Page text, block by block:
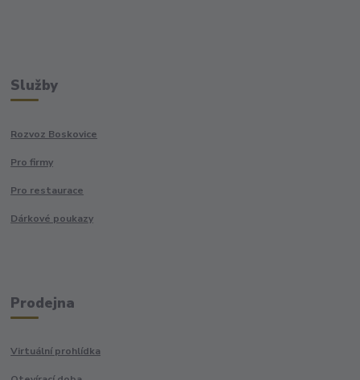
Služby
Rozvoz Boskovice
Pro firmy
Pro restaurace
Dárkové poukazy
Prodejna
Virtuální prohlídka